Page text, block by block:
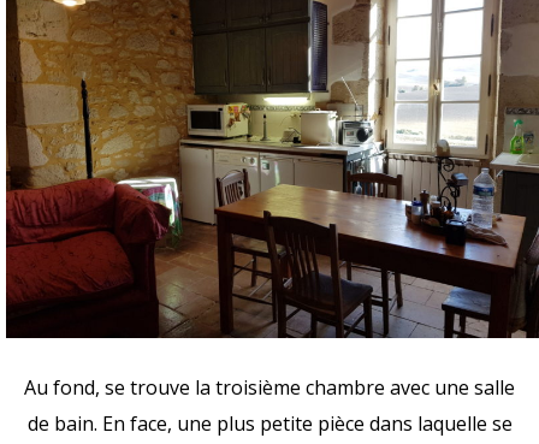
Au fond, se trouve la troisième chambre avec une salle
de bain. En face, une plus petite pièce dans laquelle se